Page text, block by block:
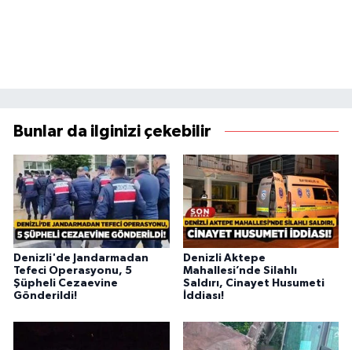
Bunlar da ilginizi çekebilir
Denizli'de Jandarmadan
Tefeci Operasyonu, 5
Şüpheli Cezaevine
Gönderildi!
Denizli Aktepe
Mahallesi’nde Silahlı
Saldırı, Cinayet Husumeti
İddiası!